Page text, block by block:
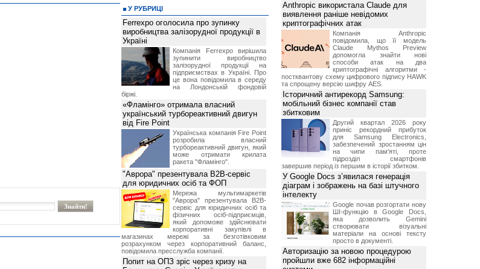
У РУБРИЦІ
Ferrexpo оголосила про зупинку
виробництва залізорудної продукції в
Україні
Компанія Ferrexpo вирішила
зупинити виробництво
залізорудної продукції на
підприємствах в Україні. Про
це вона повідомила в середу
на Лондонській фондовій
біржі.
«Фламінго» отримала власний
український турбореактивний двигун
від Fire Point
Українська компанія Fire Point
розробила власний
турбореактивний двигун, який
може отримати крилата
ракета "Фламінго".
"Аврора" презентувала B2B-сервіс
для юридичних осіб та ФОП
Мережа мультимаркетів
"Аврора" презентувала B2B-
сервіс для юридичних осіб та
фізичних осіб-підприємців,
який допоможе здійснювати
корпоративні закупівлі в
магазинах мережі за безготівковим
розрахунком через корпоративний баланс,
повідомила пресслужба компанії.
Попит на ОПЗ зріс через кризу на
Anthropic використала Claude для
виявлення раніше невідомих
криптографічних атак
Компанія Anthropic
повідомила, що її модель
Claude Mythos Preview
допомогла знайти нові
способи атак на два
криптографічні алгоритми -
постквантову схему цифрового підпису HAWK
та спрощену версію шифру AES.
Історичний антирекорд Samsung:
мобільний бізнес компанії став
збитковим
Другий квартал 2026 року
приніс рекордний прибуток
для Samsung Electronics,
забезпечений зростанням цін
на чипи пам'яті, проте
підрозділ смартфонів
завершив період із першим в історії збитком.
У Google Docs з’явилася генерація
діаграм і зображень на базі штучного
інтелекту
Google почав розгортати нову
ШІ-функцію в Google Docs,
яка дозволить Gemini
створювати візуальні
матеріали на основі тексту
просто в документі.
Авторизацію за новою процедурою
пройшли вже 682 інформаційні